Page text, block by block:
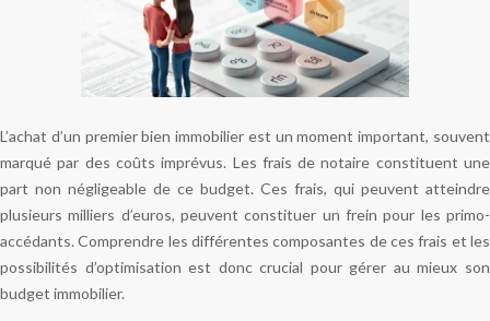
L’achat d’un premier bien immobilier est un moment important, souvent
marqué par des coûts imprévus. Les frais de notaire constituent une
part non négligeable de ce budget. Ces frais, qui peuvent atteindre
plusieurs milliers d’euros, peuvent constituer un frein pour les primo-
accédants. Comprendre les différentes composantes de ces frais et les
possibilités d’optimisation est donc crucial pour gérer au mieux son
budget immobilier.